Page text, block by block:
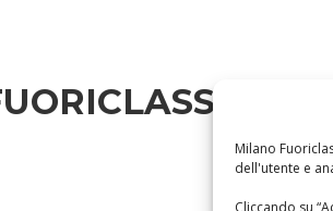
Milano
dell'utente e
Cliccando su